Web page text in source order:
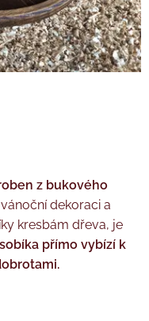
z bukového
dekoraci a
kresbám dřeva, je
přímo vybízí k